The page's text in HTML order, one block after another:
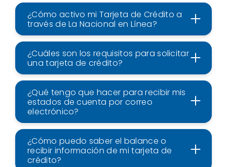
¿Cómo activo mi Tarjeta de Crédito a
través de La Nacional en Línea?
¿Cuáles son los requisitos para solicitar
una tarjeta de crédito?
¿Qué tengo que hacer para recibir mis
estados de cuenta por correo
electrónico?
¿Cómo puedo saber el balance o
recibir información de mi tarjeta de
crédito?